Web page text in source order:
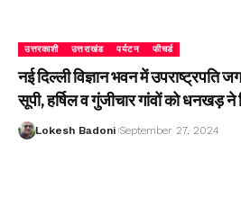
उत्तरकाशी उत्तराखंड पर्यटन फीचर्ड
नई दिल्ली विज्ञान भवन में
सूपी, हर्षिल व गुंजीचार गांवों को धनखड़
Lokesh Badoni September 27, 2024